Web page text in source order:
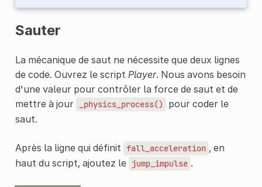
Sauter
La mécanique de saut ne nécessite que deux lignes
de code. Ouvrez le script Player. Nous avons besoin
d'une valeur pour contrôler la force de saut et de
mettre à jour
_physics_process()
pour coder le
saut.
Après la ligne qui définit fall_acceleration , en
haut du script, ajoutez le jump_impulse .